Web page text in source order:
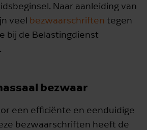
Naar aanleiding van
veel bezwaarschriften tegen
bij de Belastingdienst
bezwaar
een efficiënte en eenduidige
bezwaarschriften heeft de